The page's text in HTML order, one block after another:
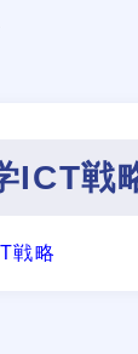
ICT戦
戦略